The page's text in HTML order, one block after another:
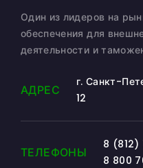
Один из лидеров на
обеспечения для
деятельности и
АДРЕС
г. Санкт-
12
ТЕЛЕФОНЫ
8
8 800